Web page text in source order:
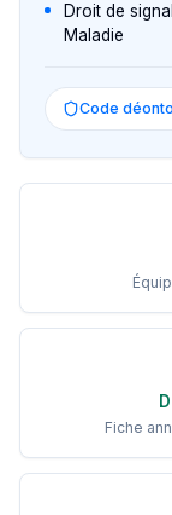
Droit de
Maladie
Code
Fiche